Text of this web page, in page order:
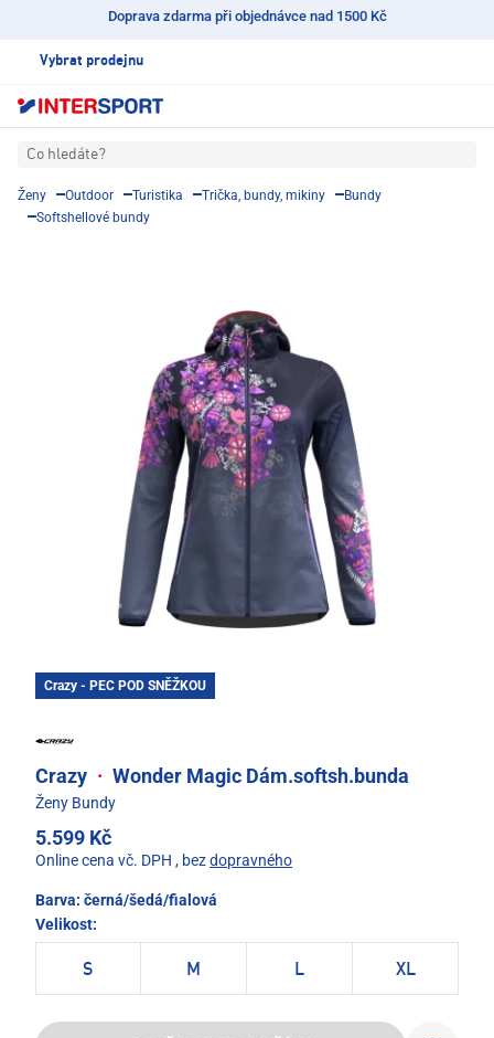
Doprava zdarma při objednávce nad 1500 Kč
Vybrat prodejnu
Co hledáte?
Ženy Outdoor Turistika Trička, bundy, mikiny
Bundy
Softshellové bundy
Crazy - PEC POD SNĚŽKOU
Crazy · Wonder Magic Dám.softsh.bunda
Ženy Bundy
5.599 Kč
Online cena vč. DPH , bezdopravného
Barva: černá/šedá/fialová
Velikost:
S M L XL